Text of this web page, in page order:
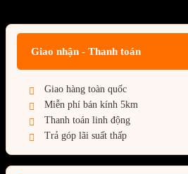
Giao nhận - Thanh toán
Giao hàng toàn quốc
Miễn phí bán kính 5km
Thanh toán linh động
Trả góp lãi suất thấp